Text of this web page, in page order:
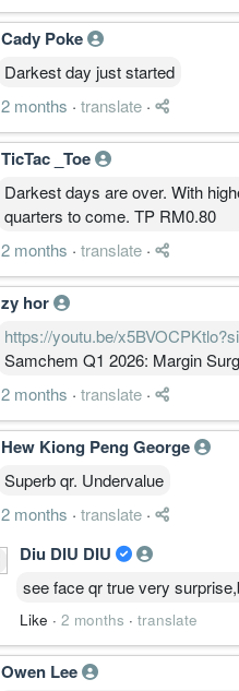
Cady Poke
Darkest day just started
2 months · translate ·
TicTac _Toe
Darkest days are over. With
quarters to come. TP RM0.80
2 months · translate ·
zy hor
https://youtu.be/
Samchem Q1 2026: Margin
2 months · translate ·
Hew Kiong Peng George
Superb qr. Undervalue
2 months · translate ·
Diu DIU DIU
see face qr true very
Like · 2 months · translate
Owen Lee